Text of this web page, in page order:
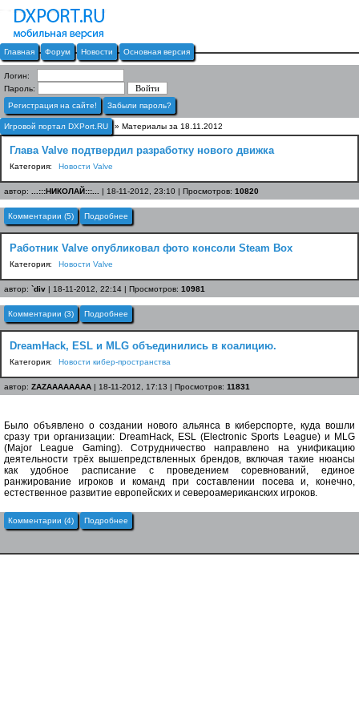
Главная Форум Новости Основная версия
Логин:
Пароль:
Регистрация на сайте!
Забыли пароль?
Игровой портал DXPort.RU » Материалы за 18.11.2012
Глава Valve подтвердил разработку нового движка
Категория: Новости Valve
автор: ...:::НИКОЛАЙ:::... | 18-11-2012, 23:10 | Просмотров: 10820
Комментарии (5) Подробнее
Работник Valve опубликовал фото консоли Steam Box
Категория: Новости Valve
автор: `div | 18-11-2012, 22:14 | Просмотров: 10981
Комментарии (3) Подробнее
DreamHack, ESL и MLG объединились в коалицию.
Категория: Новости кибер-пространства
автор: ZAZAAAAAAAA | 18-11-2012, 17:13 | Просмотров: 11831
Было объявлено о создании нового альянса в киберспорте, куда вошли
сразу три организации: DreamHack, ESL (Electronic Sports League) и MLG
(Major League Gaming). Сотрудничество направлено на унификацию
деятельности трёх вышепредствленных брендов, включая такие нюансы
как удобное расписание с проведением соревнований, единое
ранжирование игроков и команд при составлении посева и, конечно,
естественное развитие европейских и североамериканских игроков.
Комментарии (4) Подробнее